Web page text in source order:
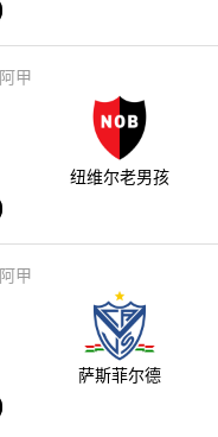
阿甲
纽维尔老男孩
阿甲
萨斯菲尔德